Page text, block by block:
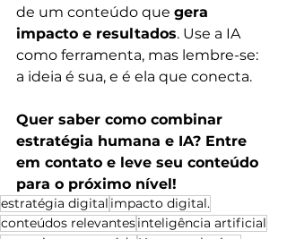
de um conteúdo que gera
impacto e resultados. Use a IA
como ferramenta, mas lembre-se:
a ideia é sua, e é ela que conecta.
Quer saber como combinar
estratégia humana e IA? Entre
em contato e leve seu conteúdo
para o próximo nível!
estratégia digital impacto digital.
conteúdos relevantesinteligência artificial